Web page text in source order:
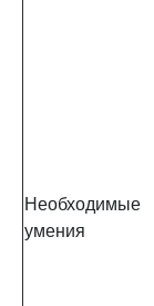
Необходимые
умения